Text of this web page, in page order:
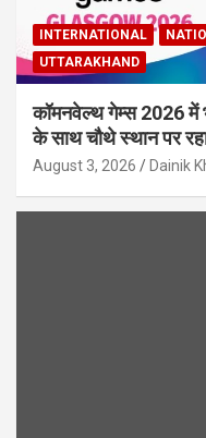
INTERNATIONAL
UTTARAKHAND
कॉमनवेल्थ गेम्स 2026 में
के साथ चौथे स्थान पर
August 3, 2026 Dainik